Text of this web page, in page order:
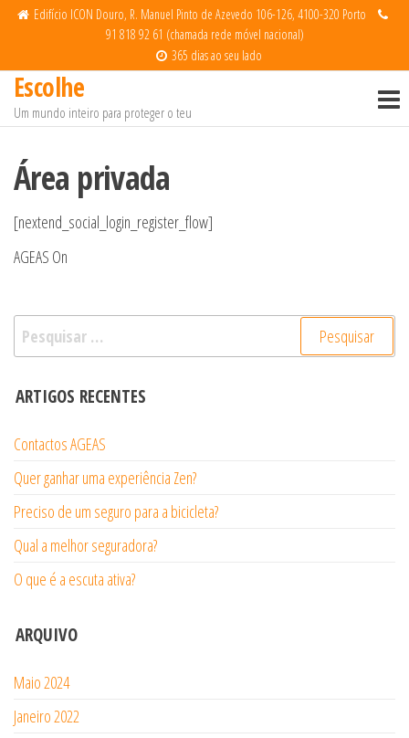
Edifício ICON Douro, R. Manuel Pinto de Azevedo 106-126, 4100-320 Porto
91 818 92 61 (chamada rede móvel nacional)
365 dias ao seu lado
Escolhe
Um mundo inteiro para proteger o teu
Área privada
[nextend_social_login_register_flow]
AGEAS On
ARTIGOS RECENTES
Contactos AGEAS
Quer ganhar uma experiência Zen?
Preciso de um seguro para a bicicleta?
Qual a melhor seguradora?
O que é a escuta ativa?
ARQUIVO
Maio 2024
Janeiro 2022